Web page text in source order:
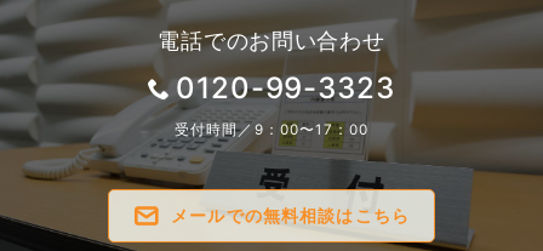
電話でのお問い合わせ
0120-99-3323
受付時間／9：00〜17：00
メールでの無料相談はこちら